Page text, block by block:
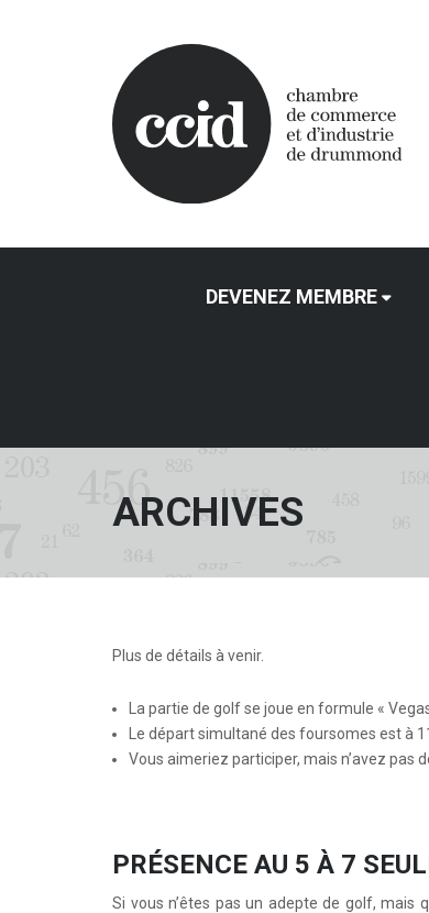
DEVENEZ MEMBRE
ARCHIVES
Plus de détails à venir.
La partie de golf se joue en formule «
Le départ simultané des foursomes est à
Vous aimeriez participer, mais n’avez pas
PRÉSENCE AU 5 À 7
Si vous n’êtes pas un adepte de golf,